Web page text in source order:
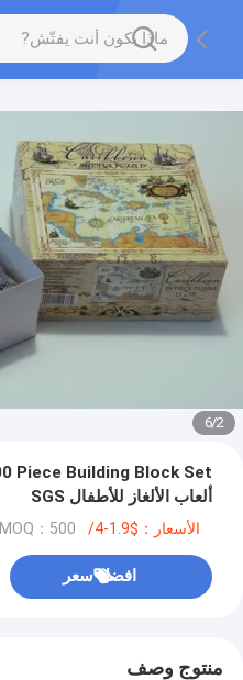
2
/
6
ألعاب الألغاز للأطفال SGS
الأسعار：$1.9-4/pcs MOQ：500 قطعة
افضل سعر
منتوج وصف